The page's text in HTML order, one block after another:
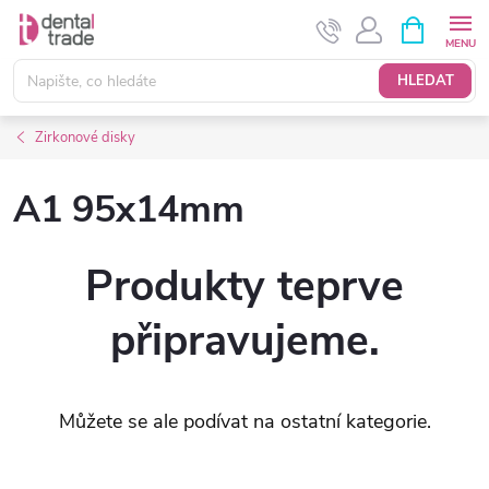
Přejít
obsah
HLEDAT
NÁKUPNÍ
KOŠÍK
Zirkonové disky
A1 95x14mm
Produkty teprve
připravujeme.
Můžete se ale podívat na ostatní kategorie.